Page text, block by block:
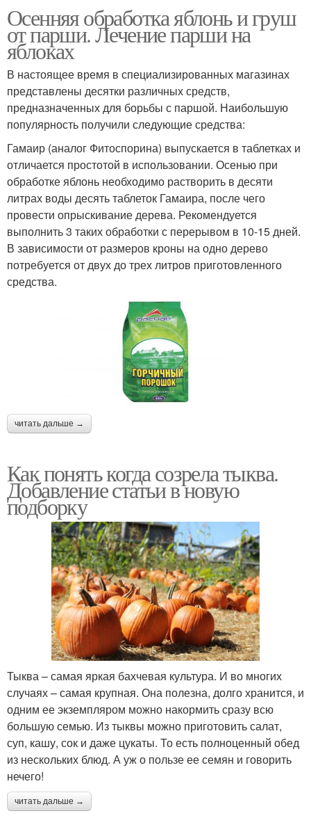
Осенняя обработка яблонь и груш
от парши. Лечение парши на
яблоках
В настоящее время в специализированных магазинах
представлены десятки различных средств,
предназначенных для борьбы с паршой. Наибольшую
популярность получили следующие средства:
Гамаир (аналог Фитоспорина) выпускается в таблетках и
отличается простотой в использовании. Осенью при
обработке яблонь необходимо растворить в десяти
литрах воды десять таблеток Гамаира, после чего
провести опрыскивание дерева. Рекомендуется
выполнить 3 таких обработки с перерывом в 10-15 дней.
В зависимости от размеров кроны на одно дерево
потребуется от двух до трех литров приготовленного
средства.
читать дальше →
Как понять когда созрела тыква.
Добавление статьи в новую
подборку
Тыква – самая яркая бахчевая культура. И во многих
случаях – самая крупная. Она полезна, долго хранится, и
одним ее экземпляром можно накормить сразу всю
большую семью. Из тыквы можно приготовить салат,
суп, кашу, сок и даже цукаты. То есть полноценный обед
из нескольких блюд. А уж о пользе ее семян и говорить
нечего!
читать дальше →